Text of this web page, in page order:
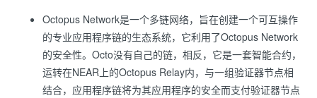
Octopus Network是一个多链网络，旨在创建一个可互操作
的专业应用程序链的生态系统，它利用了Octopus Network
的安全性。Octo没有自己的链，相反，它是一套智能合约，
运转在NEAR上的Octopus Relay内，与一组验证器节点相
结合，应用程序链将为其应用程序的安全而支付验证器节点